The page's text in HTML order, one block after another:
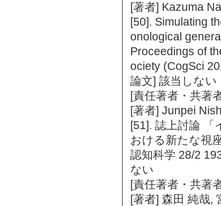
[著者] Kazuma
[50]. Simulating
onological
Proceedings of
ociety (CogSci
論文] 該当しない
[責任著者・共著
[著者] Junpei
[51]. 誌上討論
おける新たな視
認知科学 28/2
ない
[責任著者・共著
[著者] 森田 純哉,